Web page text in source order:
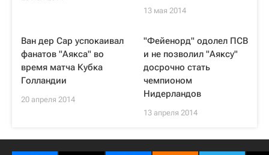
13 мая 2014
Ван дер Сар успокаивал
фанатов "Аякса" во
время матча Кубка
Голландии
20 апреля 2014
"Фейенорд" одолел ПСВ
и не позволил "Аяксу"
досрочно стать
чемпионом
Нидерландов
13 апреля 2014